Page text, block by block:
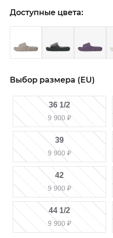
Доступные цвета:
Выбор размера (EU)
36 1/2
9 900 ₽
39
9 900 ₽
42
9 900 ₽
44 1/2
9 900 ₽